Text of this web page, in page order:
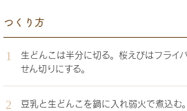
つくり方
生どんこは半分に切る。桜えびはフライ
せん切りにする。
豆乳と生どんこを鍋に入れ弱火で煮込む。